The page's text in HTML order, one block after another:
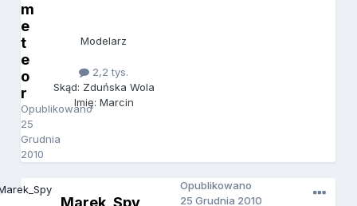
m
e
t
e
o
r
Opublikowano
25
Grudnia
2010
Modelarz
2,2 tys.
Skąd: Zduńska Wola
Imię: Marcin
Marek_Spy
Opublikowano
25 Grudnia 2010